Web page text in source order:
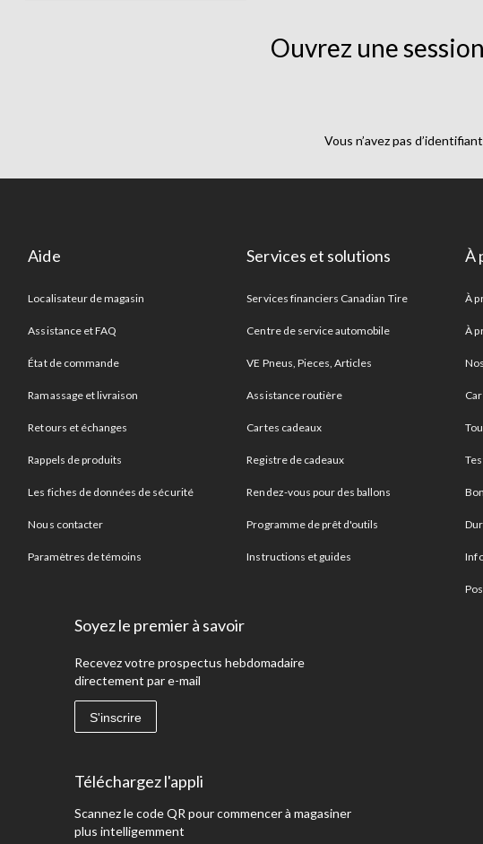
Ouvrez une
Vous n’avez pas
Aide
Localisateur de magasin
Assistance et FAQ
État de commande
Ramassage et livraison
Retours et échanges
Rappels de produits
Les fiches de données de sécurité
Nous contacter
Paramètres de témoins
Services et solutions
Services financiers Canadian Tire
Centre de service automobile
VE Pneus, Pieces, Articles
Assistance routière
Cartes cadeaux
Registre de cadeaux
Rendez-vous pour des ballons
Programme de prêt d'outils
Instructions et guides
À
À
À
Soyez le premier à savoir
Recevez votre prospectus hebdomadaire
directement par e-mail
S'inscrire
Téléchargez l'appli
Scannez le code QR pour commencer à magasiner
plus intelligemment